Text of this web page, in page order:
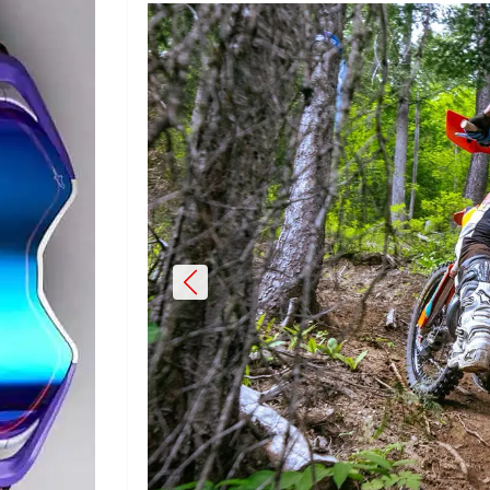
Previous